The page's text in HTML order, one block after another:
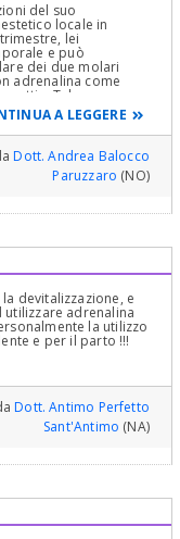
del suo
locale in
lei
e può
dei due molari
adrenalina come
e Tabasso:
da anestesia
il bambino; non
la situazione
pare non deve mai
A LEGGERE
Dott. Andrea Balocco
Paruzzaro (NO)
devitalizzazione, e
adrenalina
la utilizzo
e per il parto !!!
Dott. Antimo Perfetto
Sant'Antimo (NA)